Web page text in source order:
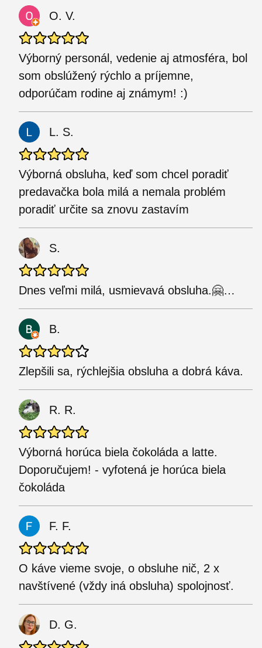
O. V.
Výborný personál, vedenie aj atmosféra, bol
som obslúžený rýchlo a príjemne,
odporúčam rodine aj známym! :)
L. S.
Výborná obsluha, keď som chcel poradiť
predavačka bola milá a nemala problém
poradiť určite sa znovu zastavím
S.
Dnes veľmi milá, usmievavá obsluha.🤗…
B.
Zlepšili sa, rýchlejšia obsluha a dobrá káva.
R. R.
Výborná horúca biela čokoláda a latte.
Doporučujem! - vyfotená je horúca biela
čokoláda
F. F.
O káve vieme svoje, o obsluhe nič, 2 x
navštívené (vždy iná obsluha) spolojnosť.
D. G.